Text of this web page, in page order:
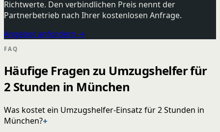
Richtwerte. Den verbindlichen Preis nennt der
Partnerbetrieb nach Ihrer kostenlosen Anfrage.
Angebot anfordern →
FAQ
Häufige Fragen zu Umzugshelfer für
2 Stunden in München
Was kostet ein Umzugshelfer-Einsatz für 2 Stunden in
München?+